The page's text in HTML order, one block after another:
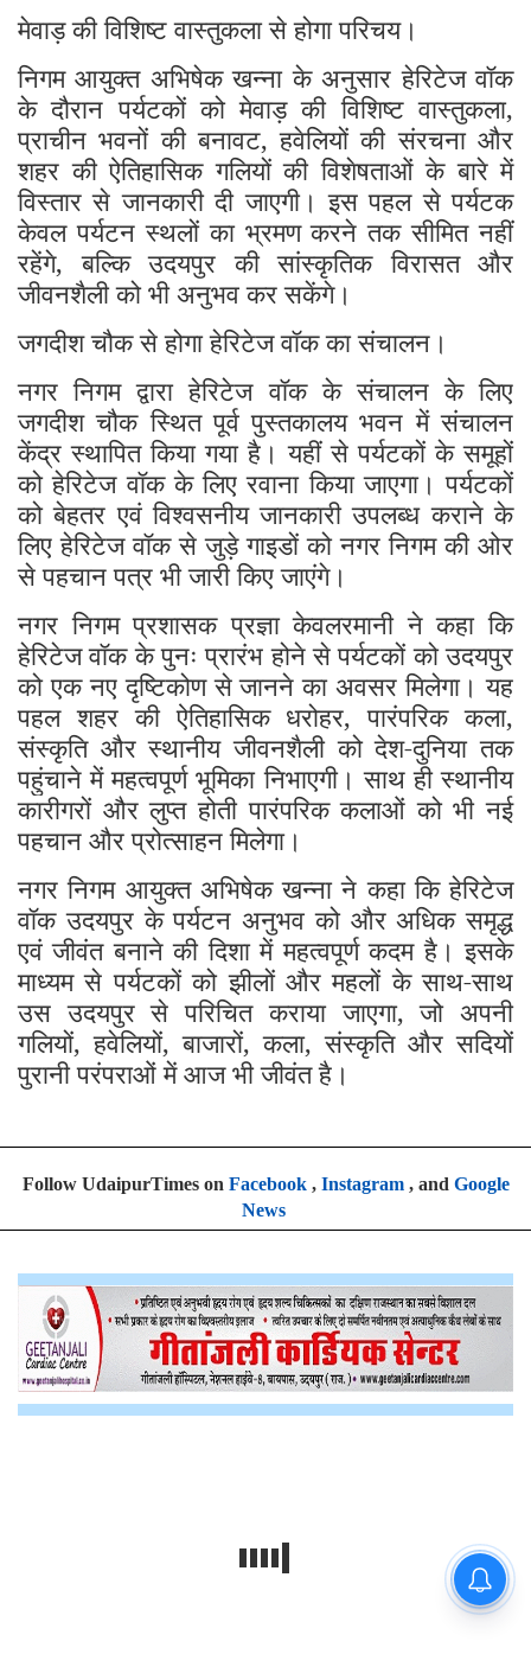
मेवाड़ की विशिष्ट वास्तुकला से होगा परिचय।
निगम आयुक्त अभिषेक खन्ना के अनुसार हेरिटेज वॉक
के दौरान पर्यटकों को मेवाड़ की विशिष्ट वास्तुकला,
प्राचीन भवनों की बनावट, हवेलियों की संरचना और
शहर की ऐतिहासिक गलियों की विशेषताओं के बारे में
विस्तार से जानकारी दी जाएगी। इस पहल से पर्यटक
केवल पर्यटन स्थलों का भ्रमण करने तक सीमित नहीं
रहेंगे, बल्कि उदयपुर की सांस्कृतिक विरासत और
जीवनशैली को भी अनुभव कर सकेंगे।
जगदीश चौक से होगा हेरिटेज वॉक का संचालन।
नगर निगम द्वारा हेरिटेज वॉक के संचालन के लिए
जगदीश चौक स्थित पूर्व पुस्तकालय भवन में संचालन
केंद्र स्थापित किया गया है। यहीं से पर्यटकों के समूहों
को हेरिटेज वॉक के लिए रवाना किया जाएगा। पर्यटकों
को बेहतर एवं विश्वसनीय जानकारी उपलब्ध कराने के
लिए हेरिटेज वॉक से जुड़े गाइडों को नगर निगम की ओर
से पहचान पत्र भी जारी किए जाएंगे।
नगर निगम प्रशासक प्रज्ञा केवलरमानी ने कहा कि
हेरिटेज वॉक के पुनः प्रारंभ होने से पर्यटकों को उदयपुर
को एक नए दृष्टिकोण से जानने का अवसर मिलेगा। यह
पहल शहर की ऐतिहासिक धरोहर, पारंपरिक कला,
संस्कृति और स्थानीय जीवनशैली को देश-दुनिया तक
पहुंचाने में महत्वपूर्ण भूमिका निभाएगी। साथ ही स्थानीय
कारीगरों और लुप्त होती पारंपरिक कलाओं को भी नई
पहचान और प्रोत्साहन मिलेगा।
नगर निगम आयुक्त अभिषेक खन्ना ने कहा कि हेरिटेज
वॉक उदयपुर के पर्यटन अनुभव को और अधिक समृद्ध
एवं जीवंत बनाने की दिशा में महत्वपूर्ण कदम है। इसके
माध्यम से पर्यटकों को झीलों और महलों के साथ-साथ
उस उदयपुर से परिचित कराया जाएगा, जो अपनी
गलियों, हवेलियों, बाजारों, कला, संस्कृति और सदियों
पुरानी परंपराओं में आज भी जीवंत है।
Follow UdaipurTimes on Facebook, Instagram, and Google
News